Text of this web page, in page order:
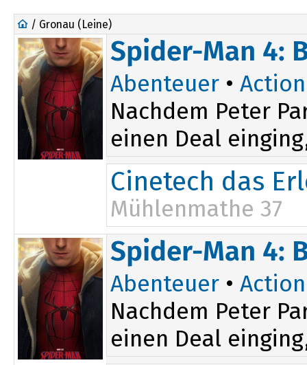
/ Gronau (Leine)
Spider-Man 4:
Abenteuer • Action
Nachdem Peter
einen Deal
Cinetech das
Mühlenmathe 37
14:15
16:45
19:45
Spider-Man 4:
Abenteuer • Action
Nachdem Peter
einen Deal